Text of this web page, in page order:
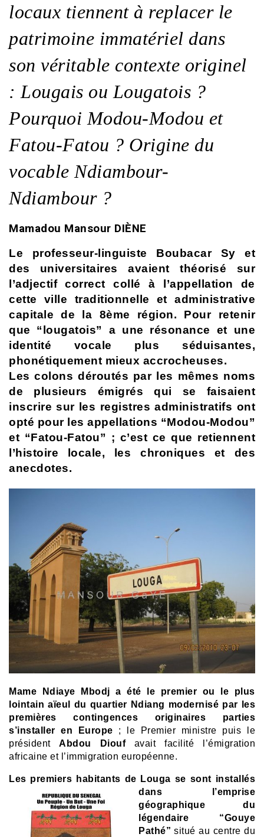
locaux tiennent à replacer le
patrimoine immatériel dans
son véritable contexte originel
: Lougais ou Lougatois ?
Pourquoi Modou-Modou et
Fatou-Fatou ? Origine du
vocable Ndiambour-
Ndiambour ?
Mamadou Mansour DIÈNE
Le professeur-linguiste Boubacar Sy et
des universitaires avaient théorisé sur
l’adjectif correct collé à l’appellation de
cette ville traditionnelle et administrative
capitale de la 8ème région. Pour retenir
que “lougatois” a une résonance et une
identité vocale plus séduisantes,
phonétiquement mieux accrocheuses.
Les colons déroutés par les mêmes noms
de plusieurs émigrés qui se faisaient
inscrire sur les registres administratifs ont
opté pour les appellations “Modou-Modou”
et “Fatou-Fatou” ; c’est ce que retiennent
l’histoire locale, les chroniques et des
anecdotes.
Mame Ndiaye Mbodj a été le premier ou le plus
lointain aïeul du quartier Ndiang modernisé par les
premières contingences originaires parties
s’installer en Europe ; le Premier ministre puis le
présidentAbdou Dioufavait facilité l’émigration
africaine et l’immigration européenne.
Les premiers habitants de Louga se sont installés
dans l’emprise
géographique du
légendaire “Gouye
Pathé” situé au centre du